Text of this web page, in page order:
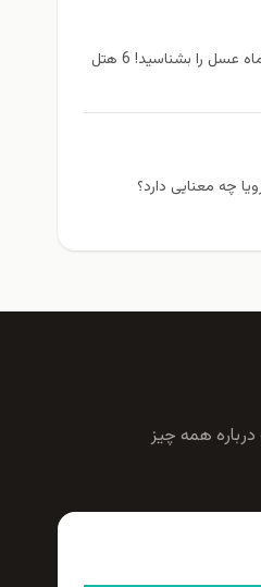
بهترین هتل تهران برای ماه عسل را بشناسید! 6 هتل
چه معنایی دارد؟
درباره همه چيز